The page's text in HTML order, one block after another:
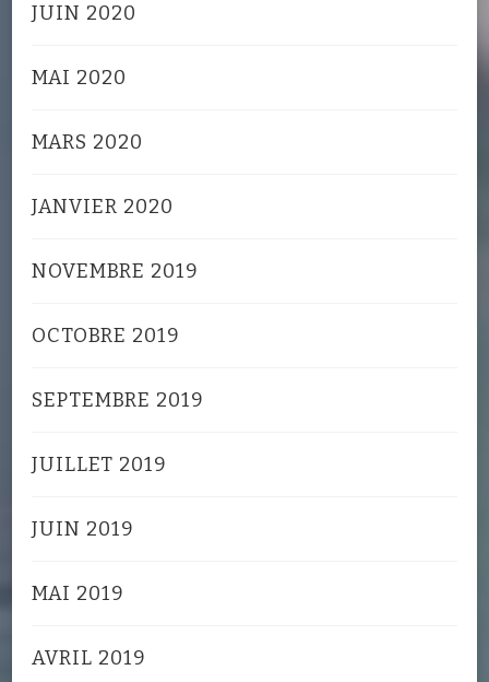
JUIN 2020
MAI 2020
MARS 2020
JANVIER 2020
NOVEMBRE 2019
OCTOBRE 2019
SEPTEMBRE 2019
JUILLET 2019
JUIN 2019
MAI 2019
AVRIL 2019